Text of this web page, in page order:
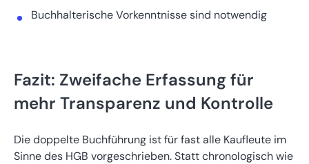
Buchhalterische Vorkenntnisse sind notwendig
Fazit: Zweifache Erfassung für
mehr Transparenz und Kontrolle
Die doppelte Buchführung ist für fast alle Kaufleute im
Sinne des HGB vorgeschrieben. Statt chronologisch wie